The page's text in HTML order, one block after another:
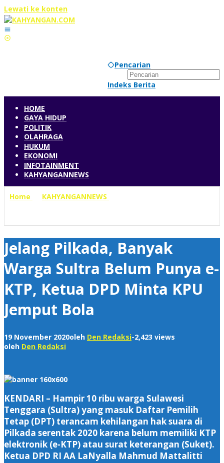
Lewati ke konten
Pencarian
Indeks Berita
HOME
GAYA HIDUP
POLITIK
OLAHRAGA
HUKUM
EKONOMI
INFOTAINMENT
KAHYANGANNEWS
Home KAHYANGANNEWS
Jelang Pilkada, Banyak
Warga Sultra Belum Punya e-
KTP, Ketua DPD Minta KPU
Jemput Bola
19 November 2020oleh Den Redaksi-2,423 views
oleh Den Redaksi
KENDARI – Hampir 10 ribu warga Sulawesi
Tenggara (Sultra) yang masuk Daftar Pemilih
Tetap (DPT) terancam kehilangan hak suara di
Pilkada serentak 2020 karena belum memiliki KTP
elektronik (e-KTP) atau surat keterangan (Suket).
Ketua DPD RI AA LaNyalla Mahmud Mattalitti